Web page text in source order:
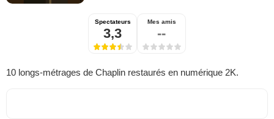
Spectateurs
3,3
Mes amis
--
10 longs-métrages de Chaplin restaurés en numérique 2K.